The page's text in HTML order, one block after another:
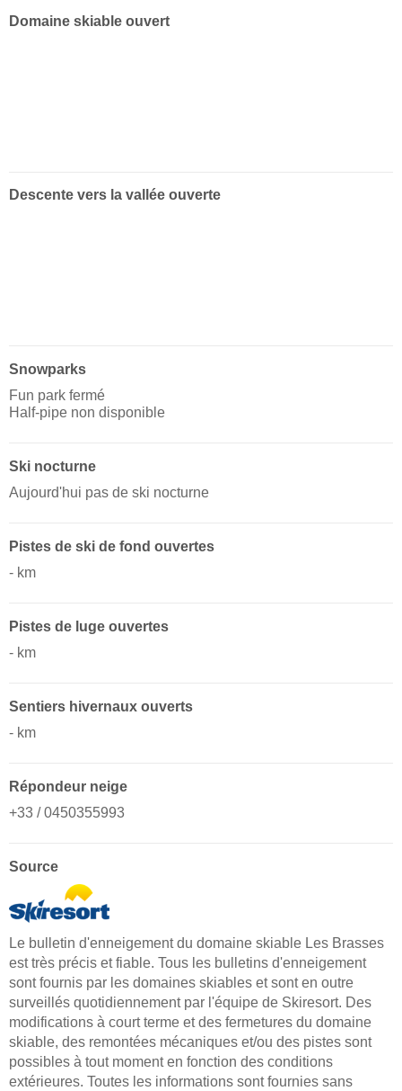
Domaine skiable ouvert
Descente vers la vallée ouverte
Snowparks
Fun park fermé
Half-pipe non disponible
Ski nocturne
Aujourd'hui pas de ski nocturne
Pistes de ski de fond ouvertes
- km
Pistes de luge ouvertes
- km ​
Sentiers hivernaux ouverts
- km ​
Répondeur neige
+33 / 0450355993
Source
Le bulletin d'enneigement du domaine skiable Les Brasses
est très précis et fiable. Tous les bulletins d'enneigement
sont fournis par les domaines skiables et sont en outre
surveillés quotidiennement par l'équipe de Skiresort. Des
modifications à court terme et des fermetures du domaine
skiable, des remontées mécaniques et/ou des pistes sont
possibles à tout moment en fonction des conditions
extérieures. Toutes les informations sont fournies sans